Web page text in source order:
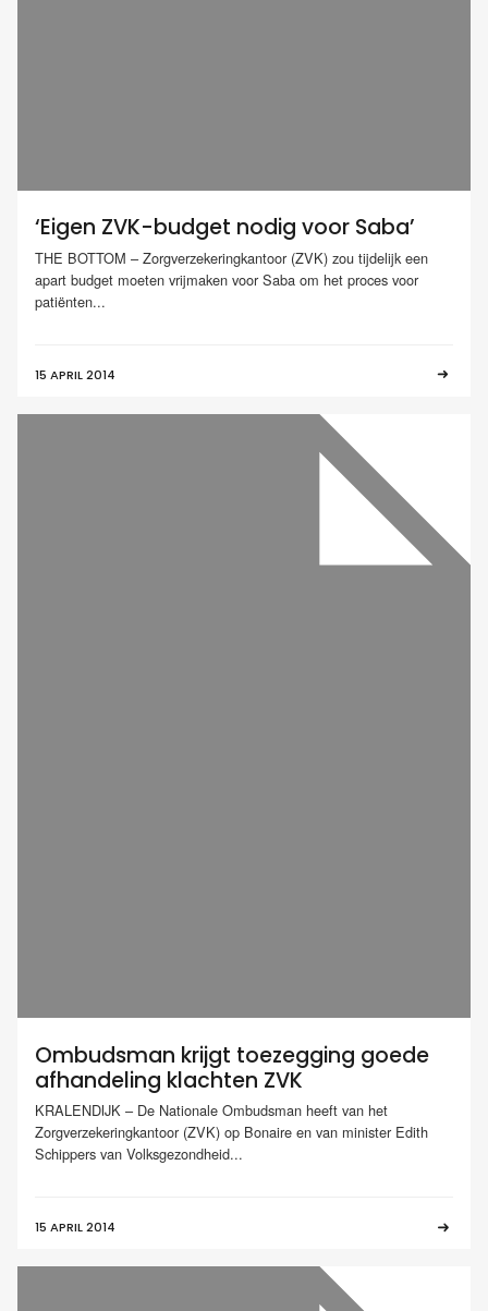
‘Eigen ZVK-budget nodig voor Saba’
THE BOTTOM – Zorgverzekeringkantoor (ZVK) zou tijdelijk een
apart budget moeten vrijmaken voor Saba om het proces voor
patiënten...
15 APRIL 2014
Ombudsman krijgt toezegging goede
afhandeling klachten ZVK
KRALENDIJK – De Nationale Ombudsman heeft van het
Zorgverzekeringkantoor (ZVK) op Bonaire en van minister Edith
Schippers van Volksgezondheid...
15 APRIL 2014